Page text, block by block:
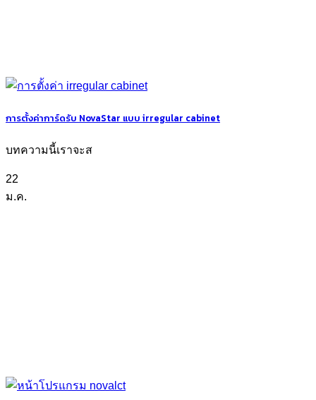
การตั้งค่าการ์ดรับ NovaStar แบบ irregular cabinet
บทความนี้เราจะส
22
ม.ค.